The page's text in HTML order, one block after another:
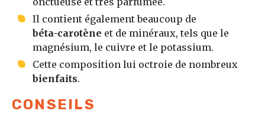
Il contient également beaucoup de
béta-carotène et de minéraux, tels que le
magnésium, le cuivre et le potassium.
Cette composition lui octroie de nombreux
bienfaits.
CONSEILS